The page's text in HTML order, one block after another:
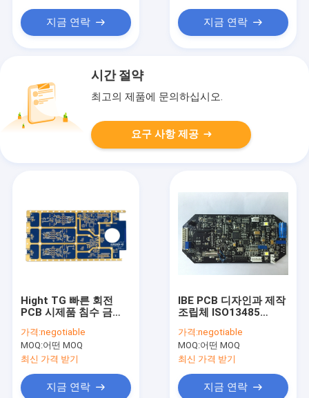
지금 연락 지금 연락
시간 절약
최고의 제품에 문의하십시오.
요구 사항 제공
Hight TG 빠른 회전
PCB 시제품 침수 금
가격:negotiable
MOQ:어떤 MOQ
최신 가격 받기
지금 연락
IBE PCB 디자인과 제작
조립체 ISO13485
가격:negotiable
MOQ:어떤 MOQ
최신 가격 받기
지금 연락